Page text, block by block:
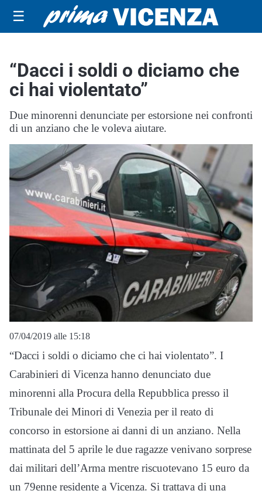
☰
“Dacci i soldi o diciamo che
ci hai violentato”
Due minorenni denunciate per estorsione nei confronti
di un anziano che le voleva aiutare.
07/04/2019 alle 15:18
“Dacci i soldi o diciamo che ci hai violentato”. I
Carabinieri di Vicenza hanno denunciato due
minorenni alla Procura della Repubblica presso il
Tribunale dei Minori di Venezia per il reato di
concorso in estorsione ai danni di un anziano. Nella
mattinata del 5 aprile le due ragazze venivano sorprese
dai militari dell’Arma mentre riscuotevano 15 euro da
un 79enne residente a Vicenza. Si trattava di una